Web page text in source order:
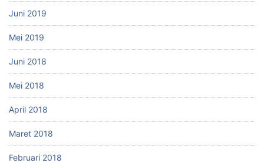
Juni 2019
Mei 2019
Juni 2018
Mei 2018
April 2018
Maret 2018
Februari 2018